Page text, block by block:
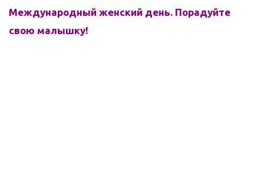
Международный женский день. Порадуйте
свою малышку!